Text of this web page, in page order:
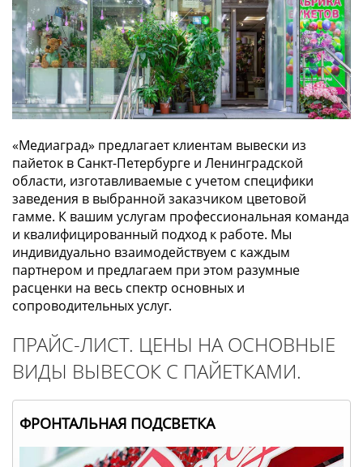
«Медиаград» предлагает клиентам вывески из
пайеток в Санкт-Петербурге и Ленинградской
области, изготавливаемые с учетом специфики
заведения в выбранной заказчиком цветовой
гамме. К вашим услугам профессиональная команда
и квалифицированный подход к работе. Мы
индивидуально взаимодействуем с каждым
партнером и предлагаем при этом разумные
расценки на весь спектр основных и
сопроводительных услуг.
ПРАЙС-ЛИСТ. ЦЕНЫ НА ОСНОВНЫЕ
ВИДЫ ВЫВЕСОК С ПАЙЕТКАМИ.
ФРОНТАЛЬНАЯ ПОДСВЕТКА